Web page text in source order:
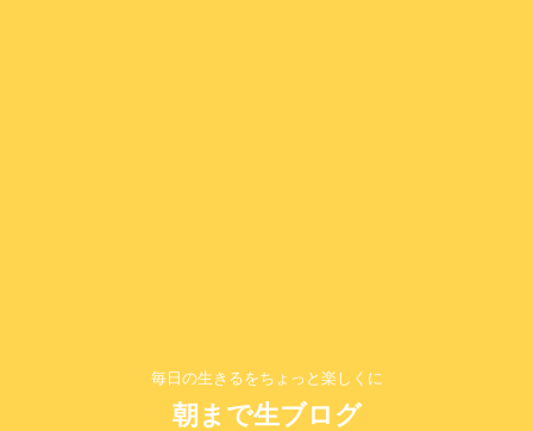
毎日の生きるをちょっと楽しくに
朝まで生ブログ